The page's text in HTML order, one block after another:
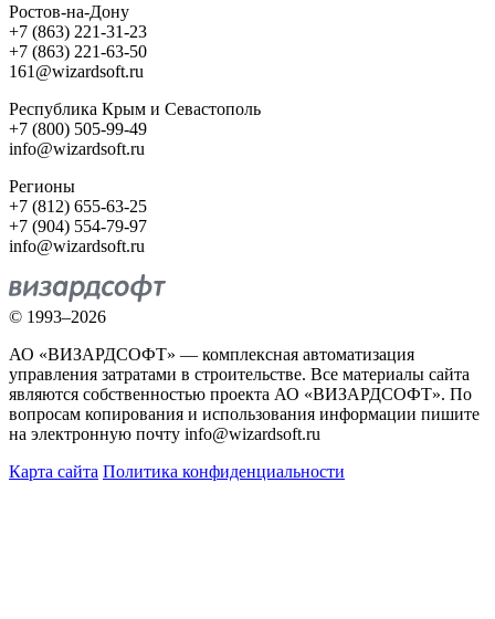
Ростов-на-Дону
+7 (863) 221-31-23
+7 (863) 221-63-50
161@wizardsoft.ru
Республика Крым и Севастополь
+7 (800) 505-99-49
info@wizardsoft.ru
Регионы
+7 (812) 655-63-25
+7 (904) 554-79-97
info@wizardsoft.ru
© 1993–2026
АО «ВИЗАРДСОФТ» — комплексная автоматизация
управления затратами в строительстве. Все материалы сайта
являются собственностью проекта АО «ВИЗАРДСОФТ». По
вопросам копирования и использования информации пишите
на электронную почту info@wizardsoft.ru
Карта сайта Политика конфиденциальности